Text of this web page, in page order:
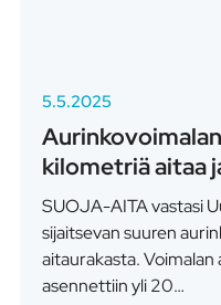
5.5.2025
kilometriä aitaa
SUOJA-AITA vastasi
sijaitsevan suuren
aitaurakasta.
asennettiin yli 20…